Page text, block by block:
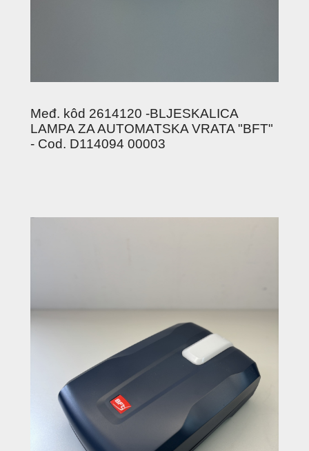
Međ. kôd 2614120 -BLJESKALICA
LAMPA ZA AUTOMATSKA VRATA "BFT"
- Cod. D114094 00003